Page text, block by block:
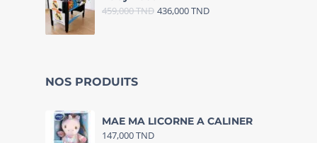
459,000TND 436,000TND
NOS PRODUITS
MAE MA LICORNE A CALINER
147,000TND